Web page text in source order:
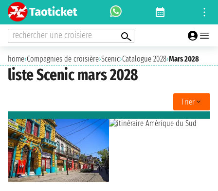
rechercher une croisiere
home›Compagnies de croisière›Scenic›Catalogue 2028›Mars 2028
liste Scenic mars 2028
Trier